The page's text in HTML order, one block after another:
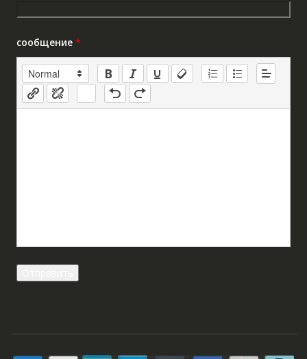
сообщение *